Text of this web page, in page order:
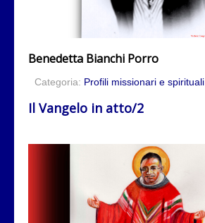
Benedetta Bianchi Porro
Categoria: Profili missionari e spirituali
Il Vangelo in atto/2